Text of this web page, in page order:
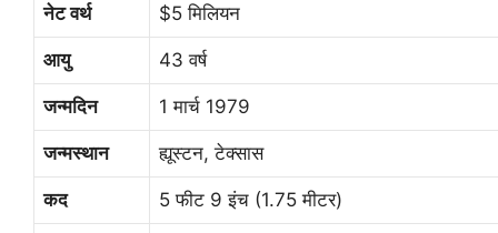
नेट वर्थ $5 मिलियन
आयु 43 वर्ष
जन्मदिन 1 मार्च 1979
जन्मस्थान ह्यूस्टन, टेक्सास
कद 5 फीट 9 इंच (1.75 मीटर)